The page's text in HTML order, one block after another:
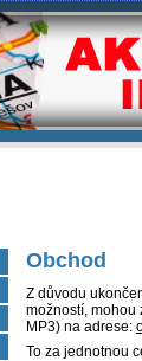
Obchod
Z důvodu
možností, mohou
MP3) na adrese:
To za jednotnou